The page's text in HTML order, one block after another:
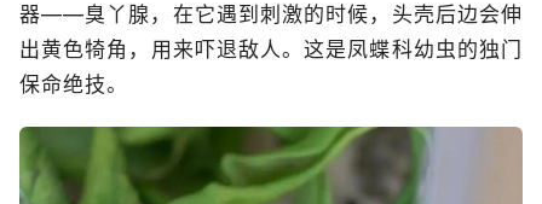
器——臭丫腺，在它遇到刺激的时候，头壳后边会伸
出黄色犄角，用来吓退敌人。这是凤蝶科幼虫的独门
保命绝技。